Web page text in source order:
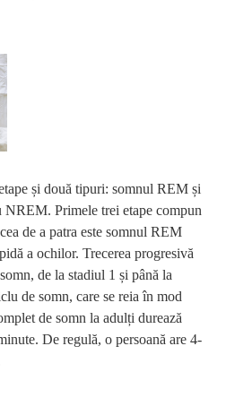
și două tipuri: somnul REM și
Primele trei etape compun
de a patra este somnul REM
a ochilor. Trecerea progresivă
de la stadiul 1 și până la
de somn, care se reia în mod
de somn la adulți durează
De regulă, o persoană are 4-